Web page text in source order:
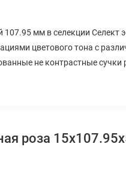
мм в селекции Селект
цветового тона с
не контрастные
роза